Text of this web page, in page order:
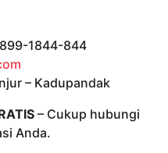
1844-844
– Kadupandak
– Cukup hubungi
Anda.